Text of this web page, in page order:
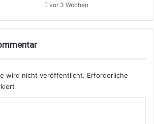
vor 3 Wochen
wird nicht veröffentlicht. Erforderliche